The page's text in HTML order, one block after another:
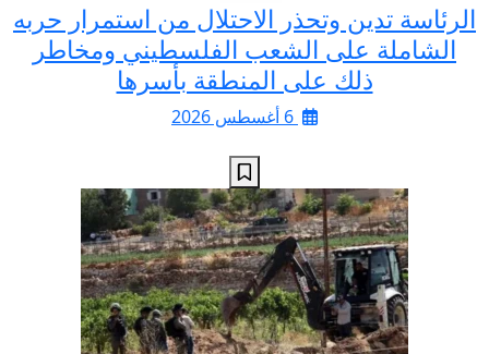
الرئاسة تدين وتحذر الاحتلال من استمرار حربه
الشاملة على الشعب الفلسطيني ومخاطر
ذلك على المنطقة بأسرها